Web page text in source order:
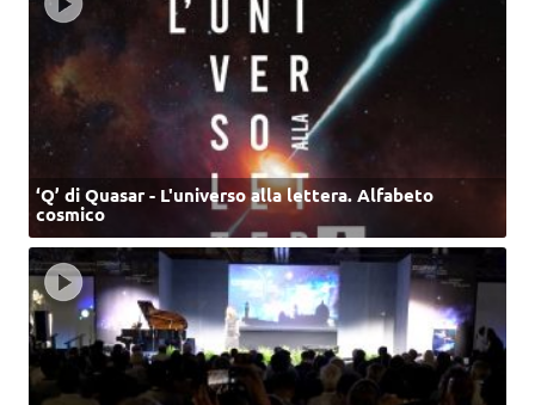
‘Q’ di Quasar - L'universo alla lettera. Alfabeto
cosmico